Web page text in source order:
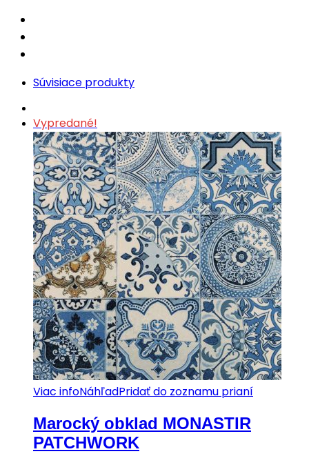
Súvisiace produkty
Vypredané!
Viac infoNáhľadPridať do zoznamu prianí
Marocký obklad MONASTIR
PATCHWORK